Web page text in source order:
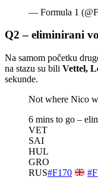
— Formula 1
Q2 – eliminirani
Na samom početku
na stazu su bili Vettel,
sekunde.
Not where Nico
6 mins to go –
VET
SAI
HUL
GRO
RUS#F170